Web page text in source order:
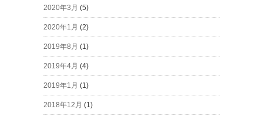
2020年3月 (5)
2020年1月 (2)
2019年8月 (1)
2019年4月 (4)
2019年1月 (1)
2018年12月 (1)